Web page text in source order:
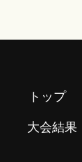
トップ
大会結果